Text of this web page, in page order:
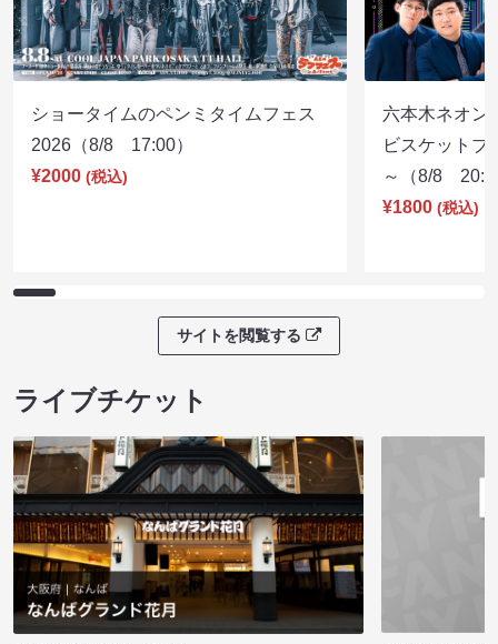
ショータイムのペンミタイムフェス
2026（8/8 17:00）
¥2000 (税込)
六本木ネオン
ビスケットブ
～（8/8
¥1800 (税込)
サイトを閲覧する
ライブチケット